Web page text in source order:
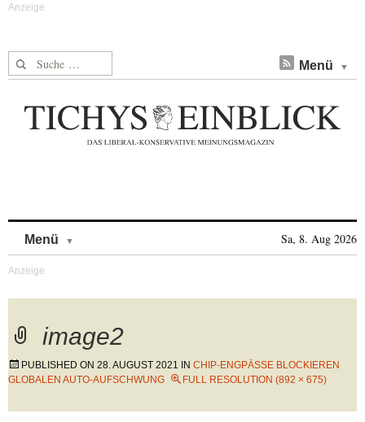
Suche nach: Menü
Menü Sa, 8. Aug 2026
image2
PUBLISHED ON 28. AUGUST 2021 IN CHIP-ENGPÄSSE BLOCKIEREN
GLOBALEN AUTO-AUFSCHWUNG
FULL RESOLUTION (892 × 675)